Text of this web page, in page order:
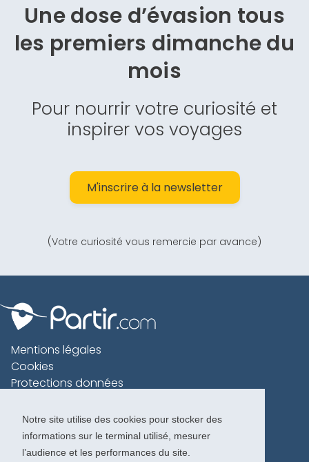
Notre site utilise des cookies pour stocker des
informations sur le terminal utilisé, mesurer
l’audience et les performances du site.
Une dose d’évasion tous
les premiers dimanche du
mois
Pour nourrir votre curiosité et
inspirer vos voyages
M'inscrire à la newsletter
(Votre curiosité vous remercie par avance)
Mentions légales
Cookies
Protections données
Charte voyageur
Copyright 1996-2026